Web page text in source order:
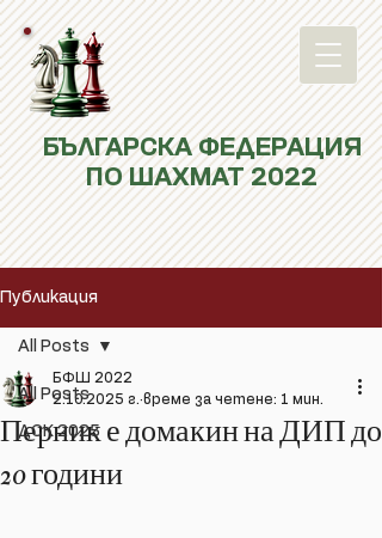
БЪЛГАРСКА ФЕДЕРАЦИЯ
ПО ШАХМАТ 2022
Публикация
All Posts
ДСК 2025
All Posts
Перник е домакин на ДИП до
20 години
БФШ 2022
2.10.2025 г. време за четене: 1 мин.